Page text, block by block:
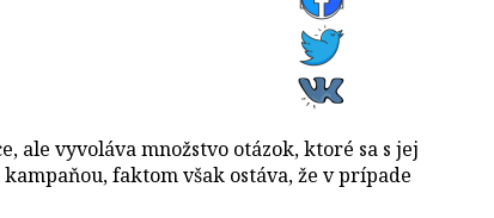
ale vyvoláva množstvo otázok, ktoré sa s jej
faktom však ostáva, že v prípade